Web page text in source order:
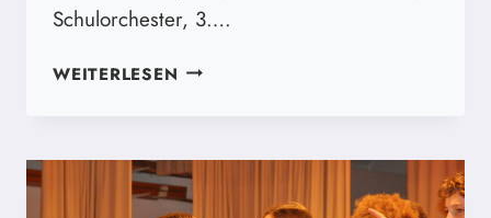
Schulorchester, 3….
WEITERLESEN 50
SCHULBANK